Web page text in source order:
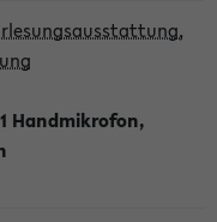
Handmikrofon,